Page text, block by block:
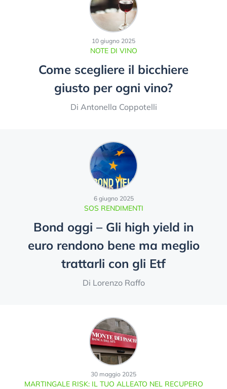
NOTE DI VINO
10 giugno 2025
Come scegliere il bicchiere
giusto per ogni vino?
Di Antonella Coppotelli
SOS RENDIMENTI
6 giugno 2025
Bond oggi – Gli high yield in
euro rendono bene ma meglio
trattarli con gli Etf
Di Lorenzo Raffo
MARTINGALE RISK: IL TUO ALLEATO NEL RECUPERO
30 maggio 2025